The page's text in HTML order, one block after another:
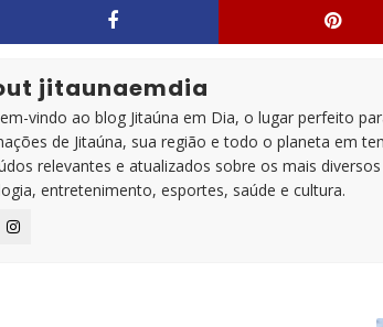
jitaunaemdia
vindo ao blog Jitaúna em Dia, o lugar perfeito
de Jitaúna, sua região e todo o planeta em
relevantes e atualizados sobre os mais
entretenimento, esportes, saúde e cultura.